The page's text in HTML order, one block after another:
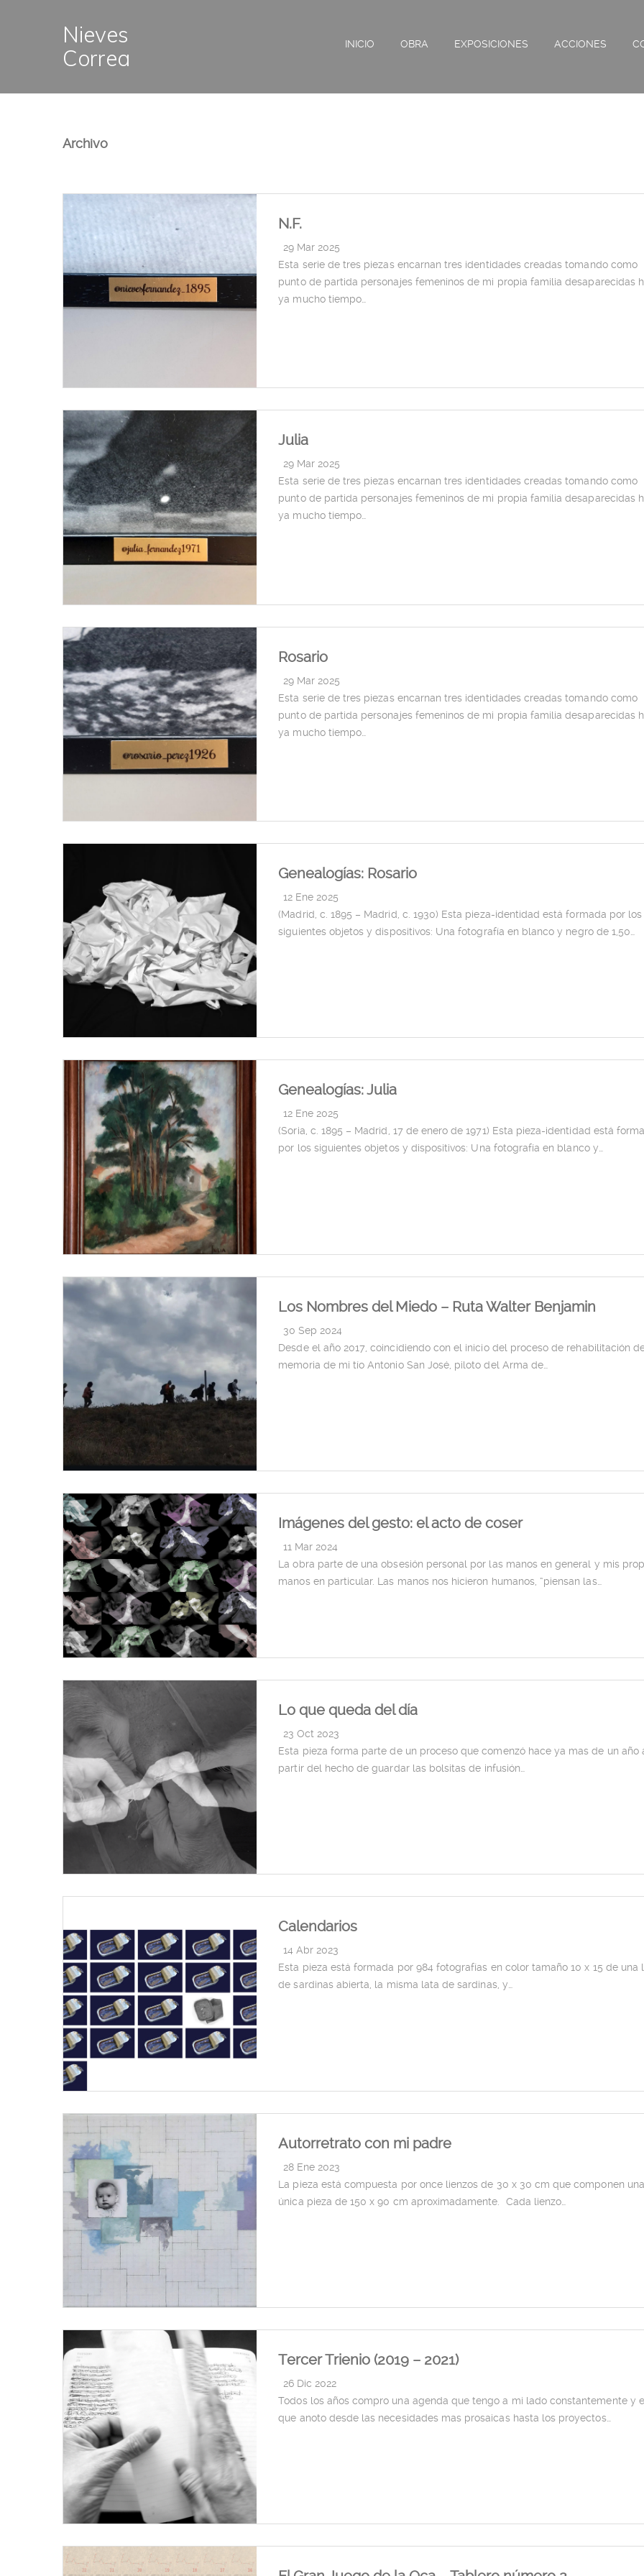
Nieves
Correa
INICIO OBRA EXPOSICIONES ACCIONES
Archivo
N.F.
29 Mar 2025
Esta serie de tres piezas encarnan tres identidades creadas tomando como
punto de partida personajes femeninos de mi propia familia desaparecidas
ya mucho tiempo…
Julia
29 Mar 2025
Esta serie de tres piezas encarnan tres identidades creadas tomando como
punto de partida personajes femeninos de mi propia familia desaparecidas
ya mucho tiempo…
Rosario
29 Mar 2025
Esta serie de tres piezas encarnan tres identidades creadas tomando como
punto de partida personajes femeninos de mi propia familia desaparecidas
ya mucho tiempo…
Genealogías: Rosario
12 Ene 2025
(Madrid, c. 1895 – Madrid, c. 1930) Esta pieza-identidad está formada por los
siguientes objetos y dispositivos: Una fotografía en blanco y negro de 1,50…
Genealogías: Julia
12 Ene 2025
(Soria, c. 1895 – Madrid, 17 de enero de 1971) Esta pieza-identidad está
por los siguientes objetos y dispositivos: Una fotografía en blanco y…
Los Nombres del Miedo – Ruta Walter Benjamin
30 Sep 2024
Desde el año 2017, coincidiendo con el inicio del proceso de rehabilitación
memoria de mi tío Antonio San José, piloto del Arma de…
Imágenes del gesto: el acto de coser
11 Mar 2024
La obra parte de una obsesión personal por las manos en general y mis
manos en particular. Las manos nos hicieron humanos, “piensan las…
Lo que queda del día
23 Oct 2023
Esta pieza forma parte de un proceso que comenzó hace ya mas de un año
partir del hecho de guardar las bolsitas de infusión…
Calendarios
14 Abr 2023
Esta pieza está formada por 984 fotografías en color tamaño 10 x 15 de una
de sardinas abierta, la misma lata de sardinas, y…
Autorretrato con mi padre
28 Ene 2023
La pieza está compuesta por once lienzos de 30 x 30 cm que componen una
única pieza de 150 x 90 cm aproximadamente. Cada lienzo…
Tercer Trienio (2019 – 2021)
26 Dic 2022
Todos los años compro una agenda que tengo a mi lado constantemente y
que anoto desde las necesidades mas prosaicas hasta los proyectos…